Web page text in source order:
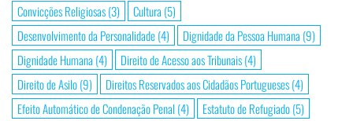
Convicções Religiosas(3) Cultura (5)
Desenvolvimento da Personalidade(4) Dignidade da Pessoa Humana (9)
Dignidade Humana (4) Direito de Acesso aos Tribunais(4)
Direito de Asilo(9) Direitos Reservados aos Cidadãos Portugueses(4)
Efeito Automático de Condenação Penal (4) Estatuto de Refugiado(5)